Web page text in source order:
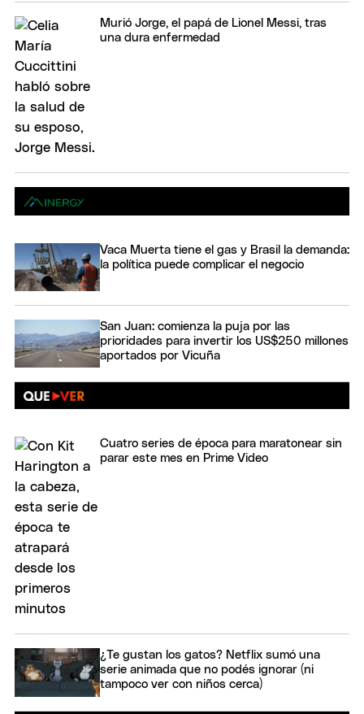
Murió Jorge, el papá de Lionel Messi, tras
una dura enfermedad
Vaca Muerta tiene el gas y Brasil la demanda:
la política puede complicar el negocio
San Juan: comienza la puja por las
prioridades para invertir los US$250 millones
aportados por Vicuña
Cuatro series de época para maratonear sin
parar este mes en Prime Video
¿Te gustan los gatos? Netflix sumó una
serie animada que no podés ignorar (ni
tampoco ver con niños cerca)